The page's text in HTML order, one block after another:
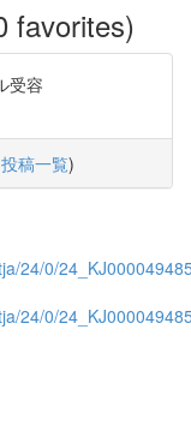
favorites)
受容
投稿一覧)
24/0/
24/0/